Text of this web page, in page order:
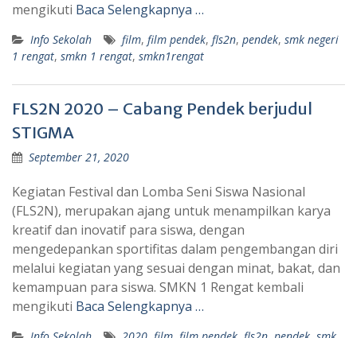
mengikuti Baca Selengkapnya …
Info Sekolah film, film pendek, fls2n, pendek, smk negeri
1 rengat, smkn 1 rengat, smkn1rengat
FLS2N 2020 – Cabang Pendek berjudul
STIGMA
September 21, 2020
Kegiatan Festival dan Lomba Seni Siswa Nasional
(FLS2N), merupakan ajang untuk menampilkan karya
kreatif dan inovatif para siswa, dengan
mengedepankan sportifitas dalam pengembangan diri
melalui kegiatan yang sesuai dengan minat, bakat, dan
kemampuan para siswa. SMKN 1 Rengat kembali
mengikuti Baca Selengkapnya …